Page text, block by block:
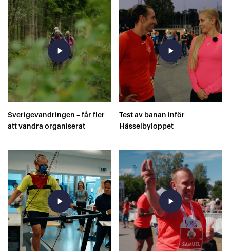
play_arrow
Sverigevandringen – får fler
att vandra organiserat
play_arrow
Test av banan inför
Hässelbyloppet
play_arrow play_arrow